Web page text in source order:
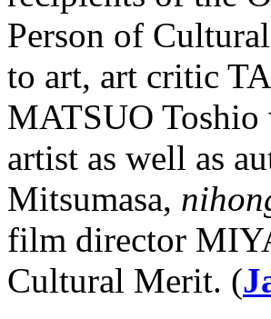
Person of
to art, art critic
MATSUO Toshio
artist as well as
Mitsumasa,
film director
Cultural Merit. (